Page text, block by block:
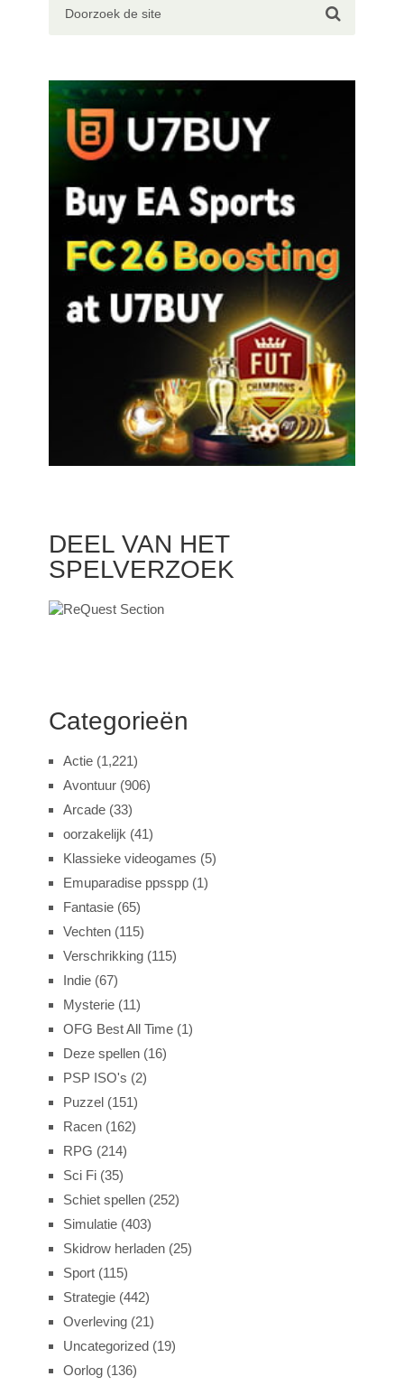
DEEL VAN HET
SPELVERZOEK
Categorieën
Actie(1,221)
Avontuur(906)
Arcade(33)
oorzakelijk (41)
Klassieke videogames (5)
Emuparadise ppsspp(1)
Fantasie(65)
Vechten(115)
Verschrikking(115)
Indie(67)
Mysterie(11)
OFG Best All Time(1)
Deze spellen(16)
PSP ISO's (2)
Puzzel(151)
Racen(162)
RPG (214)
Sci Fi(35)
Schiet spellen(252)
Simulatie(403)
Skidrow herladen(25)
Sport(115)
Strategie(442)
Overleving(21)
Uncategorized(19)
Oorlog(136)